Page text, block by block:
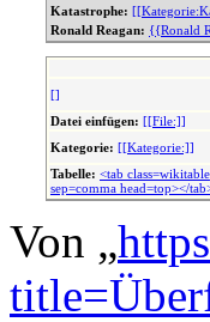
Katastrophe:
Ronald Reagan: {{Ronald
[]
Datei einfügen: [[File:]]
Kategorie: [[Kategorie:]]
Tabelle: <tab class=wikitable
sep=comma head=top></
Von „